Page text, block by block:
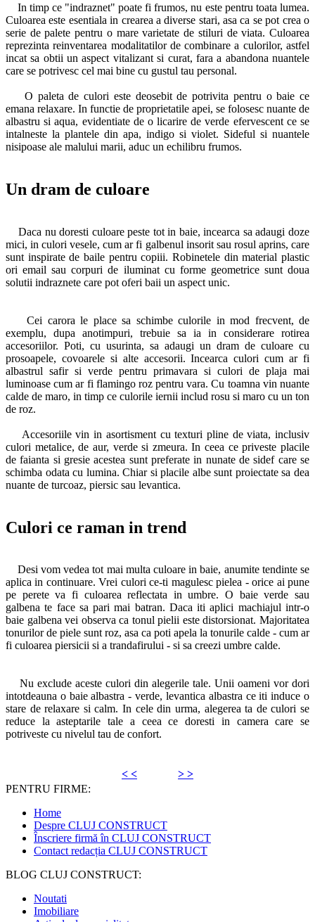
In timp ce "indraznet" poate fi frumos, nu este pentru toata lumea.
Culoarea este esentiala in crearea a diverse stari, asa ca se pot crea o
serie de palete pentru o mare varietate de stiluri de viata. Culoarea
reprezinta reinventarea modalitatilor de combinare a culorilor, astfel
incat sa obtii un aspect vitalizant si curat, fara a abandona nuantele
care se potrivesc cel mai bine cu gustul tau personal.
O paleta de culori este deosebit de potrivita pentru o baie ce
emana relaxare. In functie de proprietatile apei, se folosesc nuante de
albastru si aqua, evidentiate de o licarire de verde efervescent ce se
intalneste la plantele din apa, indigo si violet. Sideful si nuantele
nisipoase ale malului marii, aduc un echilibru frumos.
Un dram de culoare
Daca nu doresti culoare peste tot in baie, incearca sa adaugi doze
mici, in culori vesele, cum ar fi galbenul insorit sau rosul aprins, care
sunt inspirate de baile pentru copiii. Robinetele din material plastic
ori email sau corpuri de iluminat cu forme geometrice sunt doua
solutii indraznete care pot oferi baii un aspect unic.
Cei carora le place sa schimbe culorile in mod frecvent, de
exemplu, dupa anotimpuri, trebuie sa ia in considerare rotirea
accesoriilor. Poti, cu usurinta, sa adaugi un dram de culoare cu
prosoapele, covoarele si alte accesorii. Incearca culori cum ar fi
albastrul safir si verde pentru primavara si culori de plaja mai
luminoase cum ar fi flamingo roz pentru vara. Cu toamna vin nuante
calde de maro, in timp ce culorile iernii includ rosu si maro cu un ton
de roz.
Accesoriile vin in asortisment cu texturi pline de viata, inclusiv
culori metalice, de aur, verde si zmeura. In ceea ce priveste placile
de faianta si gresie acestea sunt preferate in nunate de sidef care se
schimba odata cu lumina. Chiar si placile albe sunt proiectate sa dea
nuante de turcoaz, piersic sau levantica.
Culori ce raman in trend
Desi vom vedea tot mai multa culoare in baie, anumite tendinte se
aplica in continuare. Vrei culori ce-ti magulesc pielea - orice ai pune
pe perete va fi culoarea reflectata in umbre. O baie verde sau
galbena te face sa pari mai batran. Daca iti aplici machiajul intr-o
baie galbena vei observa ca tonul pielii este distorsionat. Majoritatea
tonurilor de piele sunt roz, asa ca poti apela la tonurile calde - cum ar
fi culoarea piersicii si a trandafirului - si sa creezi umbre calde.
Nu exclude aceste culori din alegerile tale. Unii oameni vor dori
intotdeauna o baie albastra - verde, levantica albastra ce iti induce o
stare de relaxare si calm. In cele din urma, alegerea ta de culori se
reduce la asteptarile tale a ceea ce doresti in camera care se
potriveste cu nivelul tau de confort.
< <
> >
PENTRU FIRME:
Home
Despre CLUJ CONSTRUCT
Înscriere firmă în CLUJ CONSTRUCT
Contact redacția CLUJ CONSTRUCT
BLOG CLUJ CONSTRUCT:
Noutati
Imobiliare